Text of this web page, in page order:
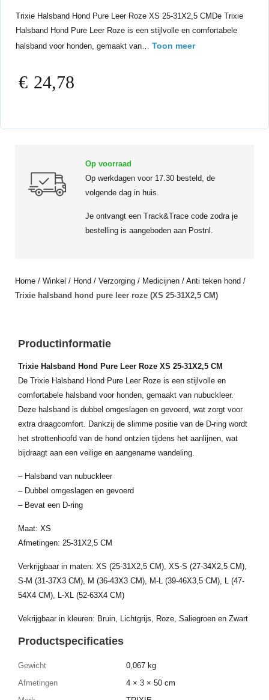
Trixie Halsband Hond Pure Leer Roze XS 25-31X2,5 CMDe Trixie
Halsband Hond Pure Leer Roze is een stijlvolle en comfortabele
halsband voor honden, gemaakt van… Toon meer
€ 24,78
Op voorraad
Op werkdagen voor 17.30 besteld, de
volgende dag in huis.
Je ontvangt een Track&Trace code zodra je
bestelling is aangeboden aan Postnl.
Home / Winkel / Hond / Verzorging / Medicijnen / Anti teken hond /
Trixie halsband hond pure leer roze (XS 25-31X2,5 CM)
Productinformatie
Trixie Halsband Hond Pure Leer Roze XS 25-31X2,5 CM
De Trixie Halsband Hond Pure Leer Roze is een stijlvolle en
comfortabele halsband voor honden, gemaakt van nubuckleer.
Deze halsband is dubbel omgeslagen en gevoerd, wat zorgt voor
extra draagcomfort. Dankzij de slimme positie van de D-ring wordt
het strottenhoofd van de hond ontzien tijdens het aanlijnen, wat
bijdraagt aan een veilige en aangename wandeling.
– Halsband van nubuckleer
– Dubbel omgeslagen en gevoerd
– Bevat een D-ring
Maat: XS
Afmetingen: 25-31X2,5 CM
Verkrijgbaar in maten: XS (25-31X2,5 CM), XS-S (27-34X2,5 CM),
S-M (31-37X3 CM), M (36-43X3 CM), M-L (39-46X3,5 CM), L (47-
54X4 CM), L-XL (52-63X4 CM)
Vekrijgbaar in kleuren: Bruin, Lichtgrijs, Roze, Saliegroen en Zwart
Productspecificaties
Gewicht
0,067 kg
Afmetingen
4 × 3 × 50 cm